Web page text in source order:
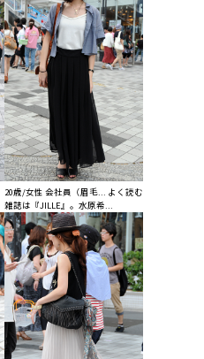
20歳/女性 会社員（眉毛... よく読む
雑誌は『JILLE』。水原希...